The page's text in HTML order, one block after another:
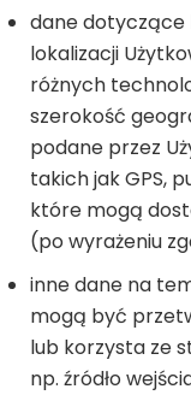
dane dotyczące
lokalizacji
różnych
szerokość
podane przez
takich jak GPS,
które mogą
(po wyrażeniu
inne dane na
mogą być
lub korzysta ze
np. źródło